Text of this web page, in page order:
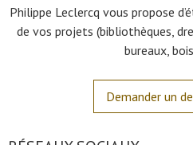
Philippe Leclercq vous propose
de vos projets (bibliothèques,
bureaux,
Demander un